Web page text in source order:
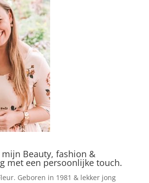
Beauty, fashion &
met een persoonlijke touch.
Geboren in 1981 & lekker jong